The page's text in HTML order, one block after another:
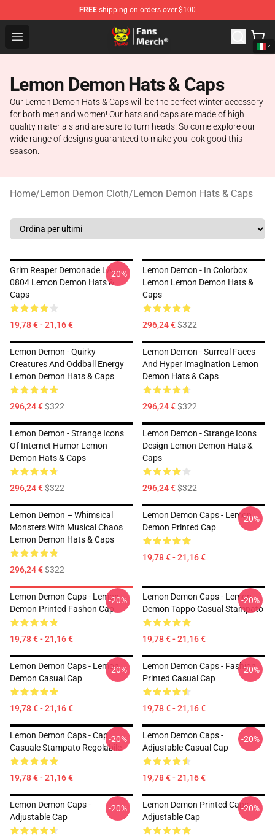
FREE shipping on orders over $100
Open menu
Lemon Demon Store - Official Lemon Demon
Lemon Demon Hats & Caps
Our Lemon Demon Hats & Caps will be the perfect winter accessory
for both men and women! Our hats and caps are made of high
quality materials and are sure to turn heads. So come explore our
wide range of designs guaranteed to make you look good this
season.
Home/Lemon Demon Cloth/Lemon Demon Hats & Caps
Grim Reaper Demonade LA
0804 Lemon Demon Hats &
Caps
19,78 € - 21,16 €
-20%
Lemon Demon - In Colorbox
Lemon Lemon Demon Hats &
Caps
296,24 €$322
Lemon Demon - Quirky
Creatures And Oddball Energy
Lemon Demon Hats & Caps
296,24 €$322
Lemon Demon - Surreal Faces
And Hyper Imagination Lemon
Demon Hats & Caps
296,24 €$322
Lemon Demon - Strange Icons
Of Internet Humor Lemon
Demon Hats & Caps
296,24 €$322
Lemon Demon - Strange Icons
Design Lemon Demon Hats &
Caps
296,24 €$322
Lemon Demon – Whimsical
Monsters With Musical Chaos
Lemon Demon Hats & Caps
296,24 €$322
Lemon Demon Caps - Lemon
Demon Printed Cap
19,78 € - 21,16 €
-20%
Lemon Demon Caps - Lemon
Demon Printed Fashon Cap
19,78 € - 21,16 €
-20%
Lemon Demon Caps - Lemon
Demon Tappo Casual Stampato
19,78 € - 21,16 €
-20%
Lemon Demon Caps - Lemon
Demon Casual Cap
19,78 € - 21,16 €
-20%
Lemon Demon Caps - Fashion
Printed Casual Cap
19,78 € - 21,16 €
-20%
Lemon Demon Caps - Cap
Casuale Stampato Regolabile
19,78 € - 21,16 €
-20%
Lemon Demon Caps -
Adjustable Casual Cap
19,78 € - 21,16 €
-20%
Lemon Demon Caps -
Adjustable Cap
-20%
Lemon Demon Printed Caps -
Adjustable Cap
-20%